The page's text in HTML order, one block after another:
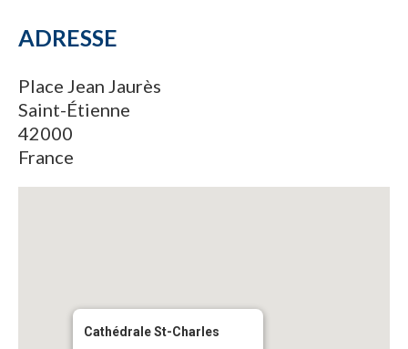
ADRESSE
Place Jean Jaurès
Saint-Étienne
42000
France
Cathédrale St-Charles